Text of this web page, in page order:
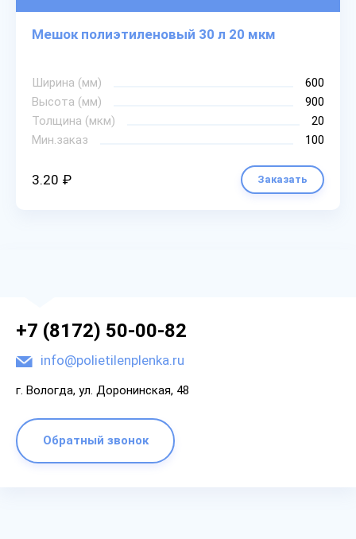
Мешок полиэтиленовый 30 л 20 мкм
Ширина (мм)
600
Высота (мм)
900
Толщина (мкм)
20
Мин.заказ
100
3.20 ₽ Заказать
+7 (8172) 50-00-82
info@polietilenplenka.ru
г. Вологда, ул. Доронинская, 48
Обратный звонок